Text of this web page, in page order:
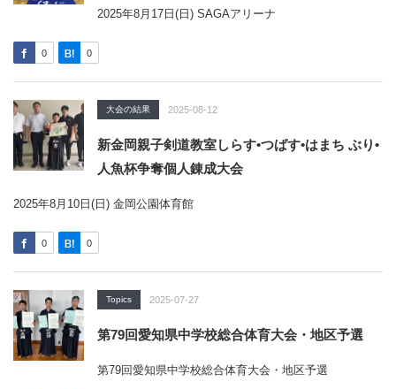
2025年8月17日(日) SAGAアリーナ
0 0
大会の結果 2025-08-12
新金岡親子剣道教室しらす•つばす•はまち ぶり•
人魚杯争奪個人錬成大会
2025年8月10日(日) 金岡公園体育館
0 0
Topics 2025-07-27
第79回愛知県中学校総合体育大会・地区予選
第79回愛知県中学校総合体育大会・地区予選